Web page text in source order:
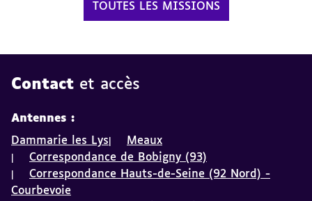
TOUTES LES MISSIONS
Contact et accès
Antennes :
Dammarie les Lys
Meaux
Correspondance de Bobigny (93)
Correspondance Hauts-de-Seine (92 Nord) -
Courbevoie